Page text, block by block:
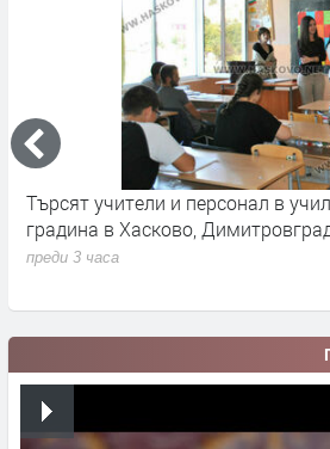
Търсят учители и персонал в
градина в Хасково,
преди 3 часа